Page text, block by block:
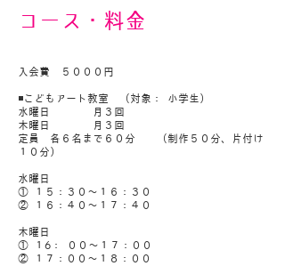
コース・料金
入会費 ５０００円
◾️こどもアート教室 （対象： 小学生）
水曜日 月３回
木曜日 月３回
定員 各６名まで６０分 （制作５０分、片付け
１０分）
水曜日
① １５：３０〜１６：３０
② １６：４０〜１７：４０
木曜日
① １6： ００〜１７：００
② １７：００〜１８：００